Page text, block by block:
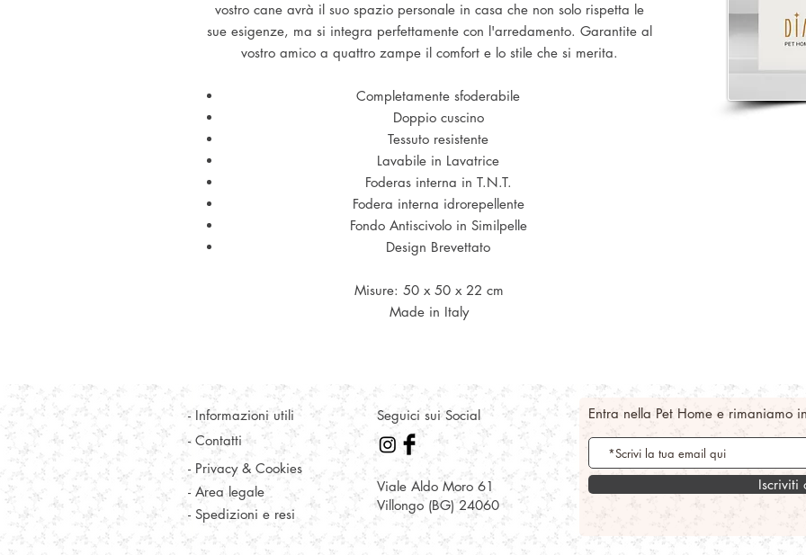
vostro cane avrà il suo spazio personale in casa che non solo rispetta le
sue esigenze, ma si integra perfettamente con l'arredamento. Garantite al
vostro amico a quattro zampe il comfort e lo stile che si merita.
Completamente sfoderabile
Doppio cuscino
Tessuto resistente
Lavabile in Lavatrice
Foderas interna in T.N.T.
Fodera interna idrorepellente
Fondo Antiscivolo in Similpelle
Design Brevettato
Misure: 50 x 50 x 22 cm
Made in Italy
- Informazioni utili Seguici sui Social
- Privacy & Cookies
- Area legale
- Spedizioni e resi
Viale Aldo Moro 61
Villongo (BG) 24060
Entra nella Pet Home e rimaniamo
Iscriviti
- Contatti